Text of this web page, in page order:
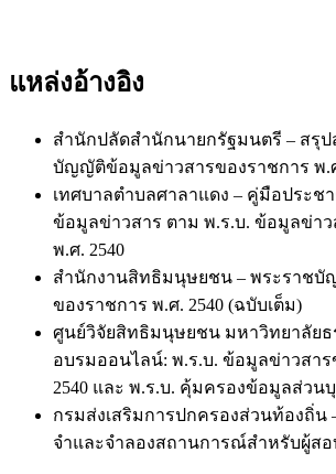
แหล่งอ้างอิง
สำนักปลัดสำนักนายกรัฐมนตรี – สรุ
บัญญัติข้อมูลข่าวสารของราชการ พ.ศ
เทศบาลตำบลศาลาแดง – คู่มือประช
ข้อมูลข่าวสาร ตาม พ.ร.บ. ข้อมูลข่าว
พ.ศ. 2540
สำนักงานสิทธิมนุษยชน – พระราช
ของราชการ พ.ศ. 2540 (ฉบับเต็ม)
ศูนย์วิจัยสิทธิมนุษยชน มหาวิทยาลัยธ
อบรมออนไลน์: พ.ร.บ. ข้อมูลข่าวสาร
2540 และ พ.ร.บ. คุ้มครองข้อมูลส่วน
กรมส่งเสริมการปกครองส่วนท้องถิ่น
จำและจำลองสถานการณ์สำหรับผู้สอ